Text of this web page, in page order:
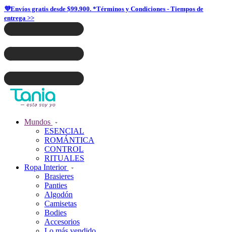
💜Envíos gratis desde $99.900. *Términos y Condiciones - Tiempos de
entrega >>
Mundos
ESENCIAL
ROMÁNTICA
CONTROL
RITUALES
Ropa Interior
Brasieres
Panties
Algodón
Camisetas
Bodies
Accesorios